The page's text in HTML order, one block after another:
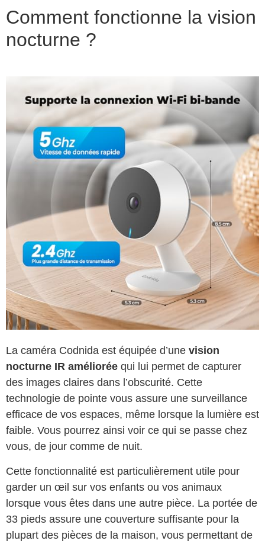
Comment fonctionne la vision
nocturne ?
La caméra Codnida est équipée d’une vision
nocturne IR améliorée qui lui permet de capturer
des images claires dans l’obscurité. Cette
technologie de pointe vous assure une surveillance
efficace de vos espaces, même lorsque la lumière est
faible. Vous pourrez ainsi voir ce qui se passe chez
vous, de jour comme de nuit.
Cette fonctionnalité est particulièrement utile pour
garder un œil sur vos enfants ou vos animaux
lorsque vous êtes dans une autre pièce. La portée de
33 pieds assure une couverture suffisante pour la
plupart des pièces de la maison, vous permettant de